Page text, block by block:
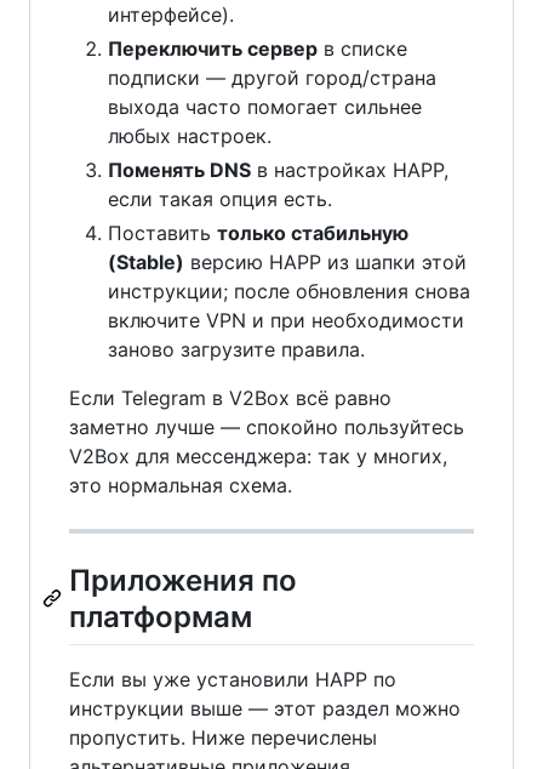
интерфейсе).
Переключить сервер в списке
подписки — другой город/страна
выхода часто помогает сильнее
любых настроек.
Поменять DNS в настройках HAPP,
если такая опция есть.
Поставить только стабильную
(Stable) версию HAPP из шапки этой
инструкции; после обновления снова
включите VPN и при необходимости
заново загрузите правила.
Если Telegram в V2Box всё равно
заметно лучше — спокойно пользуйтесь
V2Box для мессенджера: так у многих,
это нормальная схема.
Приложения по
платформам
Если вы уже установили HAPP по
инструкции выше — этот раздел можно
пропустить. Ниже перечислены